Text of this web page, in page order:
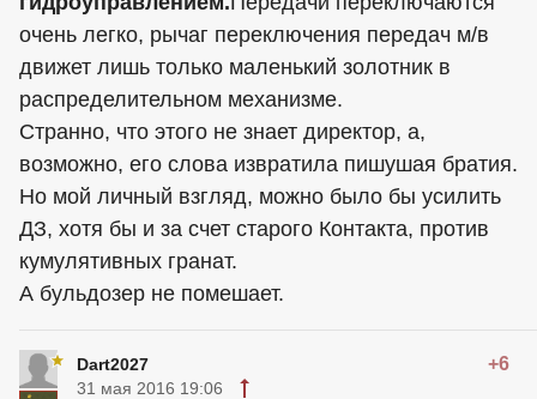
очень легко, рычаг переключения передач м/в
движет лишь только маленький золотник в
распределительном механизме.
Странно, что этого не знает директор, а,
возможно, его слова извратила пишушая братия.
Но мой личный взгляд, можно было бы усилить
ДЗ, хотя бы и за счет старого Контакта, против
кумулятивных гранат.
А бульдозер не помешает.
Dart2027 +6
31 мая 2016 19:06